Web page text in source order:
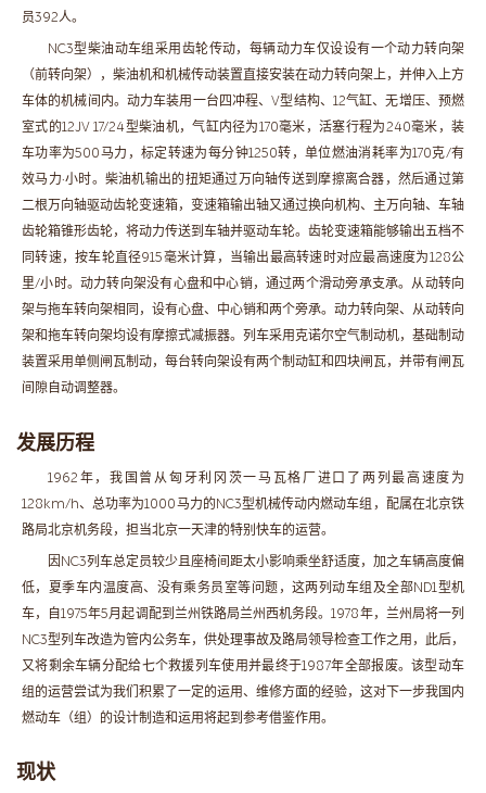
员392人。
NC3型柴油动车组采用齿轮传动，每辆动力车仅设设有一个动力转向架
（前转向架），柴油机和机械传动装置直接安装在动力转向架上，并伸入上方
车体的机械间内。动力车装用一台四冲程、V型结构、12气缸、无增压、预燃
室式的12JV 17/24型柴油机，气缸内径为170毫米，活塞行程为240毫米，装
车功率为500马力，标定转速为每分钟1250转，单位燃油消耗率为170克/有
效马力·小时。柴油机输出的扭矩通过万向轴传送到摩擦离合器，然后通过第
二根万向轴驱动齿轮变速箱，变速箱输出轴又通过换向机构、主万向轴、车轴
齿轮箱锥形齿轮，将动力传送到车轴并驱动车轮。齿轮变速箱能够输出五档不
同转速，按车轮直径915毫米计算，当输出最高转速时对应最高速度为128公
里/小时。动力转向架没有心盘和中心销，通过两个滑动旁承支承。从动转向
架与拖车转向架相同，设有心盘、中心销和两个旁承。动力转向架、从动转向
架和拖车转向架均设有摩擦式减振器。列车采用克诺尔空气制动机，基础制动
装置采用单侧闸瓦制动，每台转向架设有两个制动缸和四块闸瓦，并带有闸瓦
间隙自动调整器。
发展历程
1962年，我国曾从匈牙利冈茨一马瓦格厂进口了两列最高速度为
128km/h、总功率为1000马力的NC3型机械传动内燃动车组，配属在北京铁
路局北京机务段，担当北京一天津的特别快车的运营。
因NC3列车总定员较少且座椅间距太小影响乘坐舒适度，加之车辆高度偏
低，夏季车内温度高、没有乘务员室等问题，这两列动车组及全部ND1型机
车，自1975年5月起调配到兰州铁路局兰州西机务段。1978年，兰州局将一列
NC3型列车改造为管内公务车，供处理事故及路局领导检查工作之用，此后，
又将剩余车辆分配给七个救援列车使用并最终于1987年全部报废。该型动车
组的运营尝试为我们积累了一定的运用、维修方面的经验，这对下一步我国内
燃动车（组）的设计制造和运用将起到参考借鉴作用。
现状